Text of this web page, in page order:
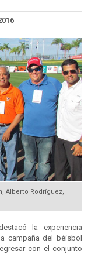
Alberto Rodríguez,
la experiencia
campaña del béisbol
con el conjunto